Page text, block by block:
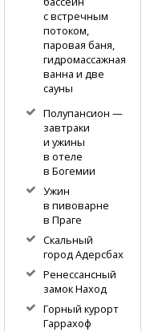
с встречным
потоком,
паровая баня,
гидромассажная
ванна и две
сауны
Полупансион —
завтраки
и ужины
в отеле
в Богемии
Ужин
в пивоварне
в Праге
Скальный
город Адерс­бах
Ренессансный
замок Наход
Горный курорт
Гарр­ахоф